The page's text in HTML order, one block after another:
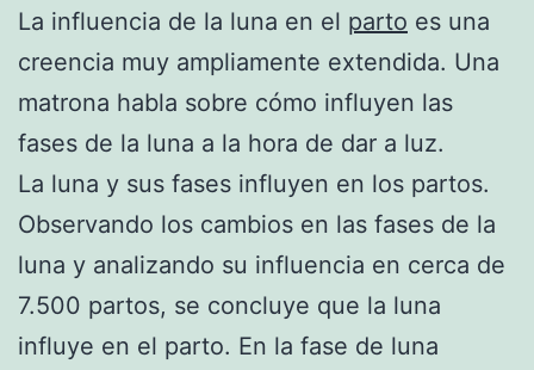
La influencia de la luna en el parto es una
creencia muy ampliamente extendida. Una
matrona habla sobre cómo influyen las
fases de la luna a la hora de dar a luz.
La luna y sus fases influyen en los partos.
Observando los cambios en las fases de la
luna y analizando su influencia en cerca de
7.500 partos, se concluye que la luna
influye en el parto. En la fase de luna